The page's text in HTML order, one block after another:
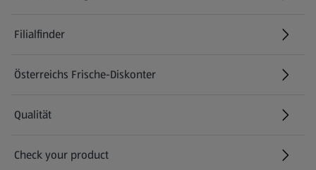
Filialfinder
Österreichs Frische-Diskonter
Qualität
Check your product
(öffnet in einem neuen Tab)